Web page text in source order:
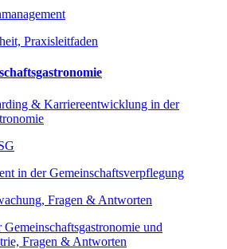
Praxisleitfaden
& Karriereentwicklung in der
in der Gemeinschaftsverpflegung
Fragen & Antworten
und
Fragen & Antworten